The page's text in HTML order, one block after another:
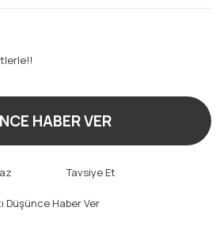
HABER VER
Tavsiye Et
Düşünce Haber Ver